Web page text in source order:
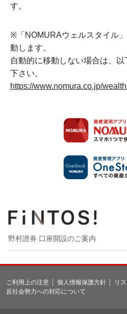
す。
※「NOMURAウェルスタイル
動します。
自動的に移動しない場合は、
下さい。
https://www.nomura.co.jp/
野村證券 口座開設のご案内
ご利用上の注意 個人情報保護方針
リ
反社会勢力への対応について